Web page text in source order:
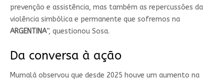
prevenção e assistência, mas também as repercussões da
violência simbólica e permanente que sofremos na
ARGENTINA”, questionou Sosa.
Da conversa à ação
Mumalá observou que desde 2025 houve um aumento na